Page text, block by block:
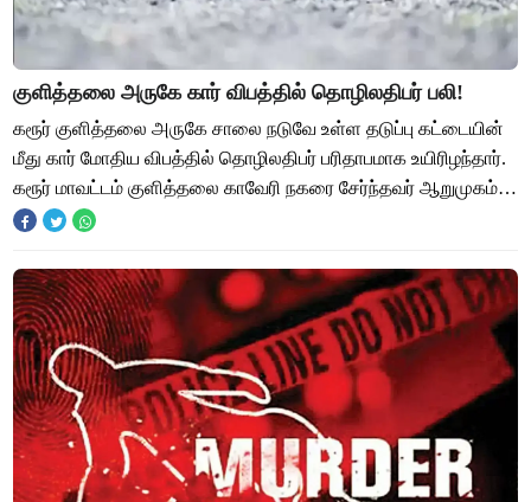
குளித்தலை அருகே கார் விபத்தில் தொழிலதிபர் பலி!
கரூர் குளித்தலை அருகே சாலை நடுவே உள்ள தடுப்பு கட்டையின்
மீது கார் மோதிய விபத்தில் தொழிலதிபர் பரிதாபமாக உயிரிழந்தார்.
கரூர் மாவட்டம் குளித்தலை காவேரி நகரை சேர்ந்தவர் ஆறுமுகம்
மகன் மாதவன் (47). இவர் மத